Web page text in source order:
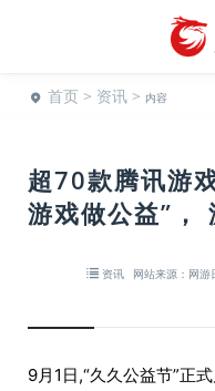
首页 > 资讯 > 内容
超70款腾讯游
游戏做公益”，
资讯 网站来源：网游
9月1日,“久久公益节”正